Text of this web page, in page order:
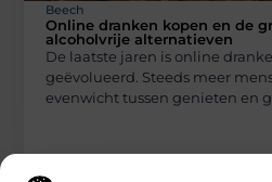
Beech
Online dranken kopen en de
alcoholvrije alternatieven
De laatste jaren is online
geëvolueerd. Steeds meer
evenwicht tussen genieten en